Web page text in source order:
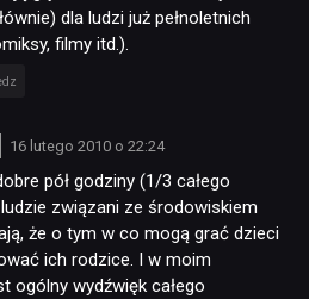
dla ludzi już pełnoletnich
filmy itd.).
16 lutego 2010 o 22:24
pół godziny (1/3 całego
związani ze środowiskiem
że o tym w co mogą grać dzieci
ich rodzice. I w moim
ogólny wydźwięk całego